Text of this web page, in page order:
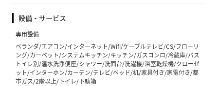
設備・サービス
専用設備
ベランダ/エアコン/インターネット/Wifi/ケーブルテレビ/CS/フローリ
ング/カーペット/システムキッチン/キッチン/ガスコンロ/冷蔵庫/バス
トイレ別/温水洗浄便座/シャワー/洗面台/洗濯機/浴室乾燥機/クローゼ
ット/インターホン/カーテン/テレビ/ベッド/机/家具付き/家電付き/都
市ガス/2階以上/トイレ/下駄箱